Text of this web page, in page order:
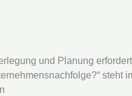
und Planung
steht